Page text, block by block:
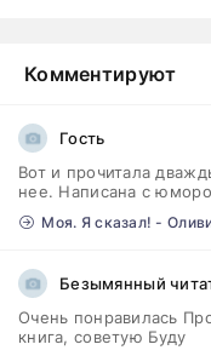
Комментируют
Гость
Вот и прочитала
нее. Написана с
Моя. Я сказал! -
Безымянный
Очень понравилась
книга, советую Буду